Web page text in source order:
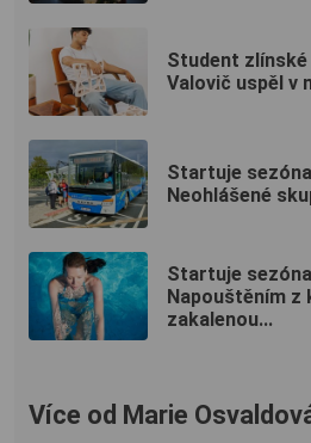
Student
Valovič uspěl v
Startuje
Neohlášené
Startuje
Napouštěním
zakalenou...
Více od Marie